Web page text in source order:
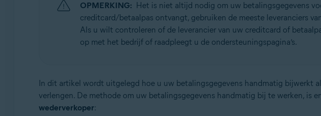
Besturingssystemen:
Alle ondersteunde besturingssystemen
OPMERKING: Het is niet altijd nodig om uw betalingsgegevens
creditcard/betaalpas ontvangt, gebruiken de meeste leveranciers
Als u wilt controleren of de leverancier van uw creditcard of
op met het bedrijf of raadpleegt u de ondersteuningspagina’s.
In dit artikel wordt uitgelegd hoe u uw betalingsgegevens handmatig bijwerkt
verlengen. De methode om uw betalingsgegevens handmatig bij te werken, is
wederverkoper: